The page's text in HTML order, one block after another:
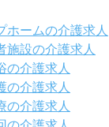
ホームの介護求人
施設の介護求人
の介護求人
の介護求人
の介護求人